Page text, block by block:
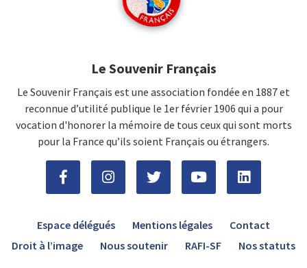
Le Souvenir Français
Le Souvenir Français est une association fondée en 1887 et
reconnue d’utilité publique le 1er février 1906 qui a pour
vocation d'honorer la mémoire de tous ceux qui sont morts
pour la France qu’ils soient Français ou étrangers.
Espace délégués Mentions légales
Contact
Droit à l’image
Nous soutenir RAFI-SF Nos statuts